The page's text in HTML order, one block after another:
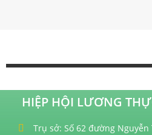
HIỆP HỘI LƯƠNG
Trụ sở: Số 62 đường